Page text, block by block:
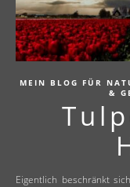
MEIN BLOG FÜR
&
Eigentlich beschränkt sich die Tulpenblüte in Holland auf den Zeitraum